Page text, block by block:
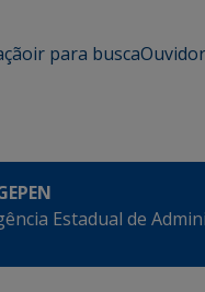
ir para busca
Estadual de